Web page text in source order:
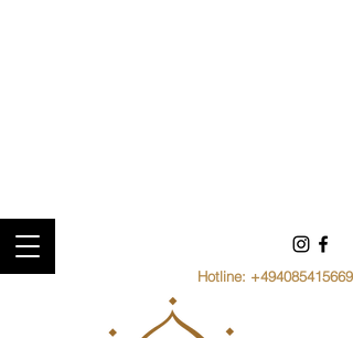
Hotline: +494085415669